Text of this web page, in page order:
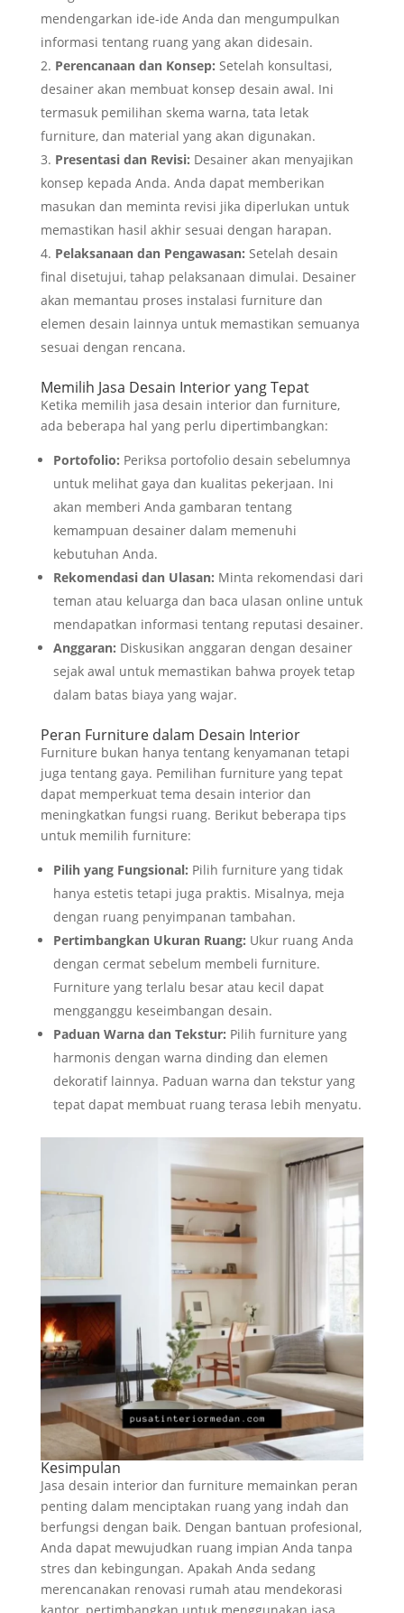
mendengarkan ide-ide Anda dan mengumpulkan
informasi tentang ruang yang akan didesain.
Perencanaan dan Konsep: Setelah konsultasi,
desainer akan membuat konsep desain awal. Ini
termasuk pemilihan skema warna, tata letak
furniture, dan material yang akan digunakan.
Presentasi dan Revisi: Desainer akan menyajikan
konsep kepada Anda. Anda dapat memberikan
masukan dan meminta revisi jika diperlukan untuk
memastikan hasil akhir sesuai dengan harapan.
Pelaksanaan dan Pengawasan: Setelah desain
final disetujui, tahap pelaksanaan dimulai. Desainer
akan memantau proses instalasi furniture dan
elemen desain lainnya untuk memastikan semuanya
sesuai dengan rencana.
Memilih Jasa Desain Interior yang Tepat
Ketika memilih jasa desain interior dan furniture,
ada beberapa hal yang perlu dipertimbangkan:
Portofolio: Periksa portofolio desain sebelumnya
untuk melihat gaya dan kualitas pekerjaan. Ini
akan memberi Anda gambaran tentang
kemampuan desainer dalam memenuhi
kebutuhan Anda.
Rekomendasi dan Ulasan: Minta rekomendasi dari
teman atau keluarga dan baca ulasan online untuk
mendapatkan informasi tentang reputasi desainer.
Anggaran: Diskusikan anggaran dengan desainer
sejak awal untuk memastikan bahwa proyek tetap
dalam batas biaya yang wajar.
Peran Furniture dalam Desain Interior
Furniture bukan hanya tentang kenyamanan tetapi
juga tentang gaya. Pemilihan furniture yang tepat
dapat memperkuat tema desain interior dan
meningkatkan fungsi ruang. Berikut beberapa tips
untuk memilih furniture:
Pilih yang Fungsional: Pilih furniture yang tidak
hanya estetis tetapi juga praktis. Misalnya, meja
dengan ruang penyimpanan tambahan.
Pertimbangkan Ukuran Ruang: Ukur ruang Anda
dengan cermat sebelum membeli furniture.
Furniture yang terlalu besar atau kecil dapat
mengganggu keseimbangan desain.
Paduan Warna dan Tekstur: Pilih furniture yang
harmonis dengan warna dinding dan elemen
dekoratif lainnya. Paduan warna dan tekstur yang
tepat dapat membuat ruang terasa lebih menyatu.
Kesimpulan
Jasa desain interior dan furniture memainkan peran
penting dalam menciptakan ruang yang indah dan
berfungsi dengan baik. Dengan bantuan profesional,
Anda dapat mewujudkan ruang impian Anda tanpa
stres dan kebingungan. Apakah Anda sedang
merencanakan renovasi rumah atau mendekorasi